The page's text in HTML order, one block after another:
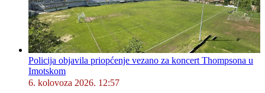
Policija objavila priopćenje vezano za koncert Thompsona u
Imotskom
6. kolovoza 2026. 12:57